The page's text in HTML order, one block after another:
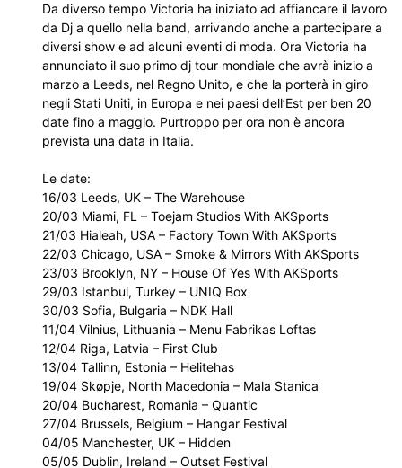
Da diverso tempo Victoria ha iniziato ad affiancare il lavoro
da Dj a quello nella band, arrivando anche a partecipare a
diversi show e ad alcuni eventi di moda. Ora Victoria ha
annunciato il suo primo dj tour mondiale che avrà inizio a
marzo a Leeds, nel Regno Unito, e che la porterà in giro
negli Stati Uniti, in Europa e nei paesi dell’Est per ben 20
date fino a maggio. Purtroppo per ora non è ancora
prevista una data in Italia.
Le date:
16/03 Leeds, UK – The Warehouse
20/03 Miami, FL – Toejam Studios With AKSports
21/03 Hialeah, USA – Factory Town With AKSports
22/03 Chicago, USA – Smoke & Mirrors With AKSports
23/03 Brooklyn, NY – House Of Yes With AKSports
29/03 Istanbul, Turkey – UNIQ Box
30/03 Sofia, Bulgaria – NDK Hall
11/04 Vilnius, Lithuania – Menu Fabrikas Loftas
12/04 Riga, Latvia – First Club
13/04 Tallinn, Estonia – Helitehas
19/04 Skøpje, North Macedonia – Mala Stanica
20/04 Bucharest, Romania – Quantic
27/04 Brussels, Belgium – Hangar Festival
04/05 Manchester, UK – Hidden
05/05 Dublin, Ireland – Outset Festival